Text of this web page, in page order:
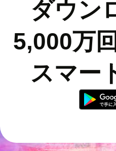
ダウン
5,000万
スマー